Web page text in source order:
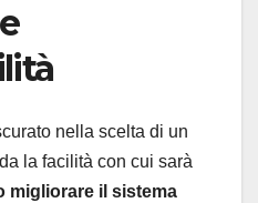
nella scelta di un
la facilità con cui sarà
migliorare il sistema